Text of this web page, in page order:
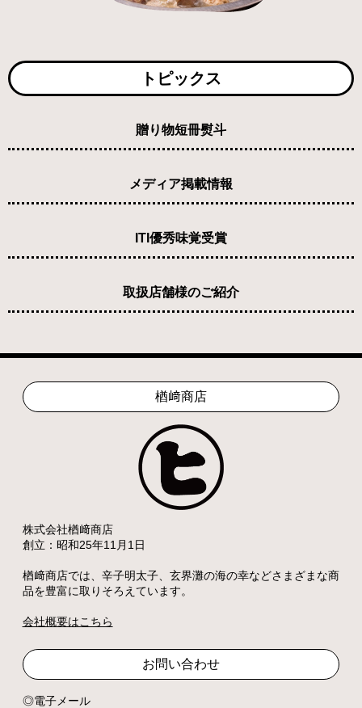
トピックス
贈り物短冊熨斗
メディア掲載情報
ITI優秀味覚受賞
取扱店舗様のご紹介
楢﨑商店
株式会社楢﨑商店
創立：昭和25年11月1日
楢﨑商店では、辛子明太子、玄界灘の海の幸などさまざまな商
品を豊富に取りそろえています。
会社概要はこちら
お問い合わせ
電子メール